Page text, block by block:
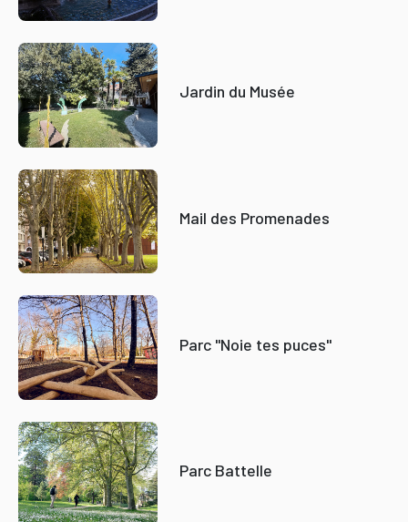
Jardin du Musée
Mail des Promenades
Parc "Noie tes puces"
Parc Battelle